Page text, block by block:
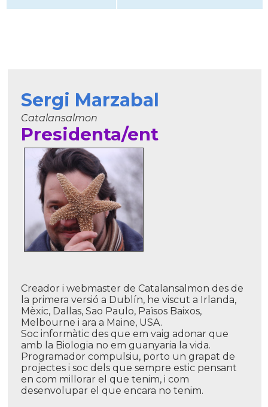
Sergi Marzabal
Catalansalmon
Presidenta/ent
Creador i webmaster de Catalansalmon des de
la primera versió a Dublí­n, he viscut a Irlanda,
Mèxic, Dallas, Sao Paulo, Països Baixos,
Melbourne i ara a Maine, USA.
Soc informàtic des que em vaig adonar que
amb la Biologia no em guanyaria la vida.
Programador compulsiu, porto un grapat de
projectes i soc dels que sempre estic pensant
en com millorar el que tenim, i com
desenvolupar el que encara no tenim.